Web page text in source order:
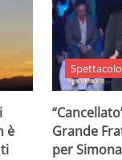
è
Spettacolo
Grande
per